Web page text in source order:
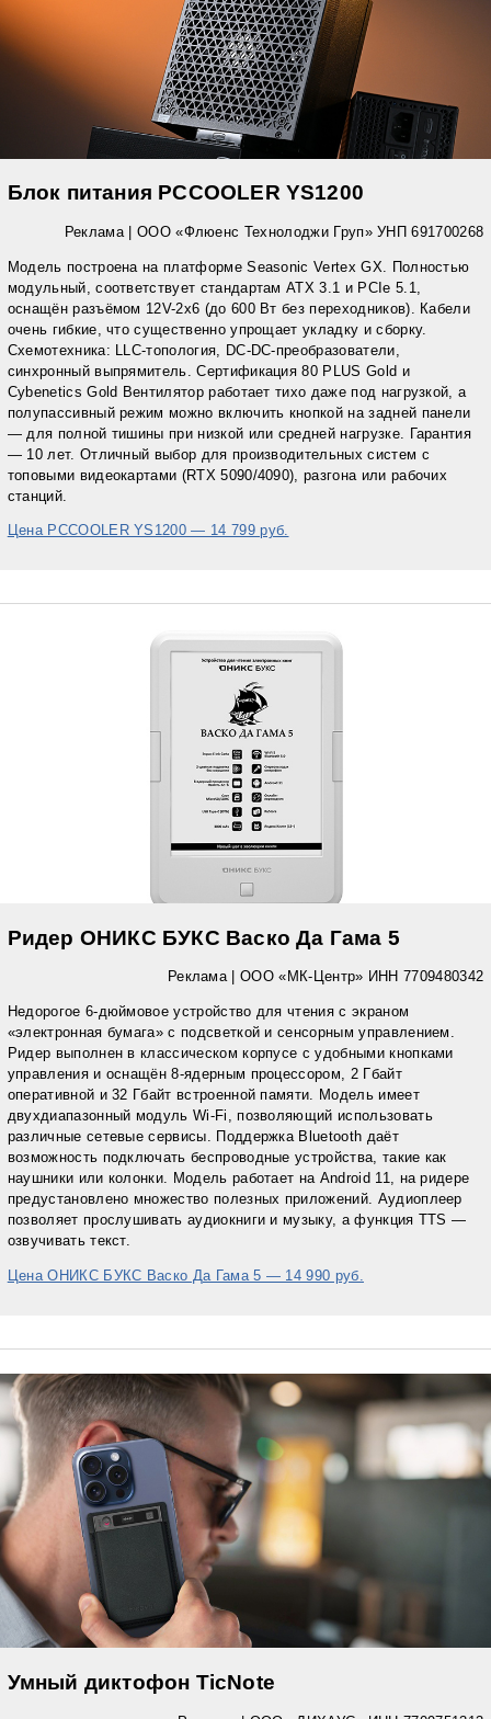
Блок питания PCCOOLER YS1200
Реклама | ООО «Флюенс Технолоджи Груп» УНП 691700268
Модель построена на платформе Seasonic Vertex GX. Полностью
модульный, соответствует стандартам ATX 3.1 и PCIe 5.1,
оснащён разъёмом 12V-2x6 (до 600 Вт без переходников). Кабели
очень гибкие, что существенно упрощает укладку и сборку.
Схемотехника: LLC-топология, DC-DC-преобразователи,
синхронный выпрямитель. Сертификация 80 PLUS Gold и
Cybenetics Gold Вентилятор работает тихо даже под нагрузкой, а
полупассивный режим можно включить кнопкой на задней панели
— для полной тишины при низкой или средней нагрузке. Гарантия
— 10 лет. Отличный выбор для производительных систем с
топовыми видеокартами (RTX 5090/4090), разгона или рабочих
станций.
Цена PCCOOLER YS1200 — 14 799 руб.
Ридер ОНИКС БУКС Васко Да Гама 5
Реклама |ООО «МК-Центр» ИНН 7709480342
Недорогое 6-дюймовое устройство для чтения с экраном
«электронная бумага» с подсветкой и сенсорным управлением.
Ридер выполнен в классическом корпусе с удобными кнопками
управления и оснащён 8-ядерным процессором, 2 Гбайт
оперативной и 32 Гбайт встроенной памяти. Модель имеет
двухдиапазонный модуль Wi-Fi, позволяющий использовать
различные сетевые сервисы. Поддержка Bluetooth даёт
возможность подключать беспроводные устройства, такие как
наушники или колонки. Модель работает на Android 11, на ридере
предустановлено множество полезных приложений. Аудиоплеер
позволяет прослушивать аудиокниги и музыку, а функция TTS —
озвучивать текст.
Цена ОНИКС БУКС Васко Да Гама 5 — 14 990 руб.
Умный диктофон TicNote